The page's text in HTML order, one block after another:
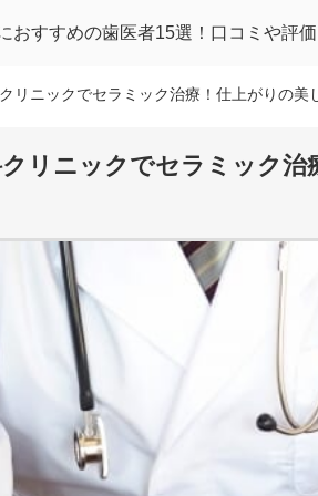
おすすめの歯医者15選！口コミや評
リニックでセラミック治療！仕上がりの美
リニックでセラミック治